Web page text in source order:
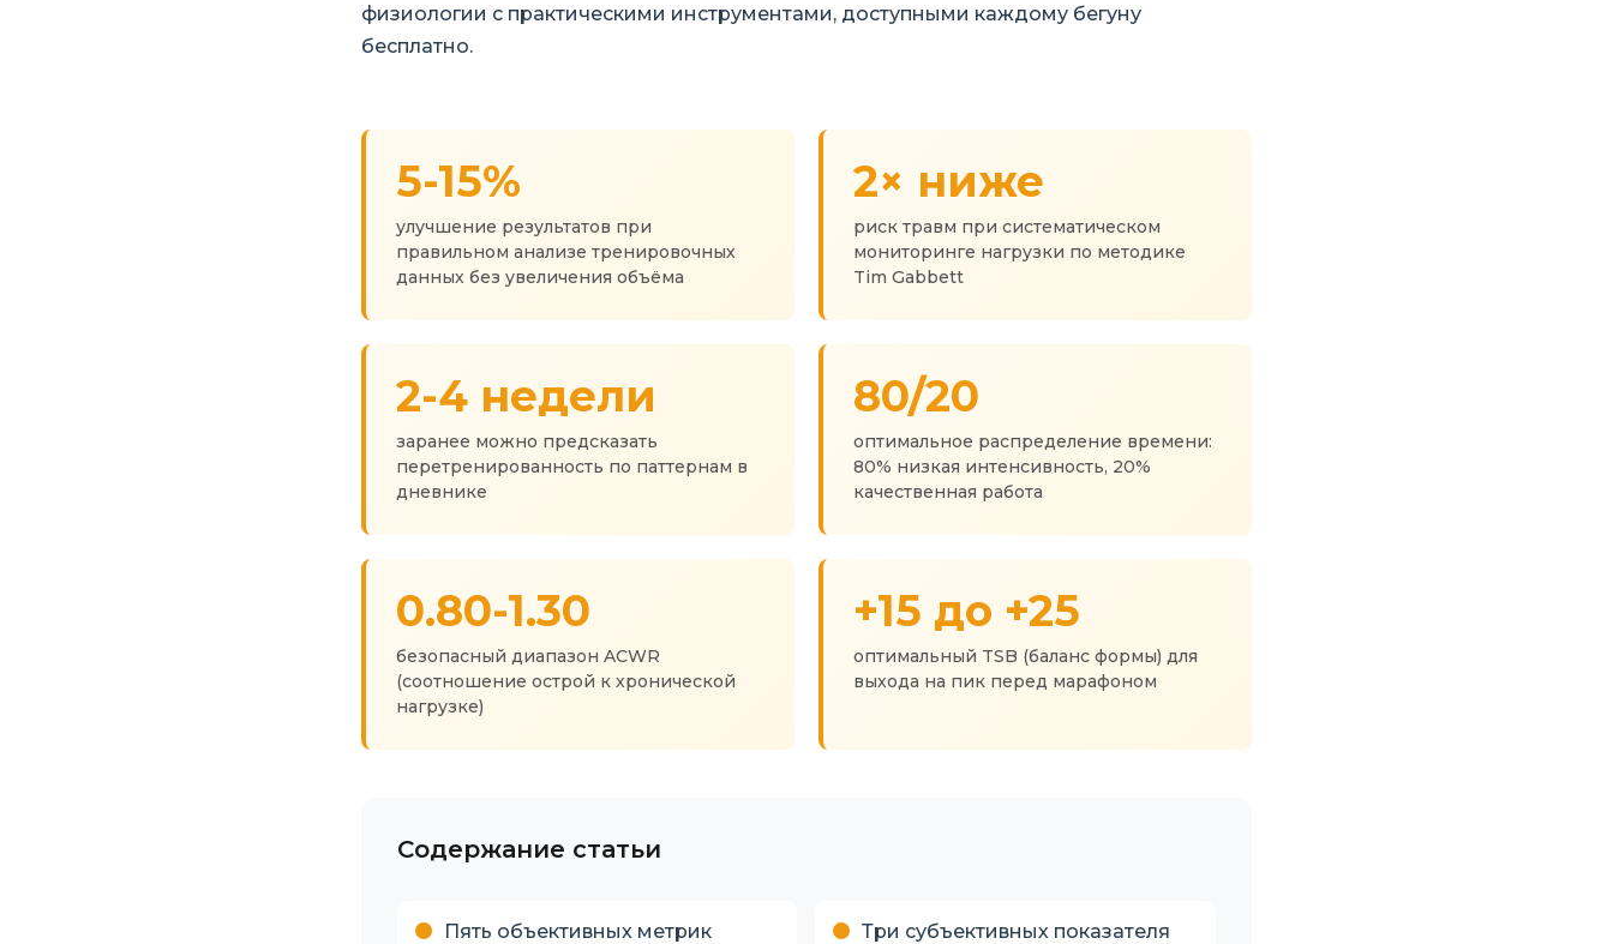
физиологии с практическими инструментами, доступными каждому бегуну
бесплатно.
5-15%
улучшение результатов при
правильном анализе тренировочных
данных без увеличения объёма
2× ниже
риск травм при систематическом
мониторинге нагрузки по методике
Tim Gabbett
2-4 недели
заранее можно предсказать
перетренированность по паттернам в
дневнике
80/20
оптимальное распределение времени:
80% низкая интенсивность, 20%
качественная работа
0.80-1.30
безопасный диапазон ACWR
(соотношение острой к хронической
нагрузке)
+15 до +25
оптимальный TSB (баланс формы) для
выхода на пик перед марафоном
Содержание статьи
Пять объективных метрик Три субъективных показателя